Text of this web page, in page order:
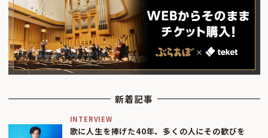
新着記事
INTERVIEW
歌に人生を捧げた40年、多くの人にその歓びを